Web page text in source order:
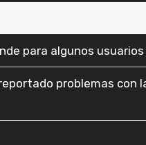
para algunos usuarios
problemas con